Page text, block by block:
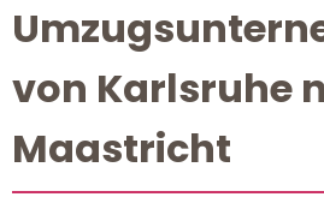
von Karlsruhe
Maastricht